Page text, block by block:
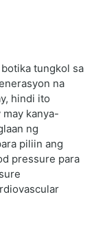
tungkol sa
na
hindi ito
kanya-
ng
piliin ang
pressure para